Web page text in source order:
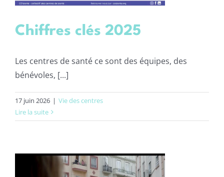
Chiffres clés 2025
Les centres de santé ce sont des équipes, des
bénévoles, [...]
17 juin 2026 | Vie des centres
Lire la suite